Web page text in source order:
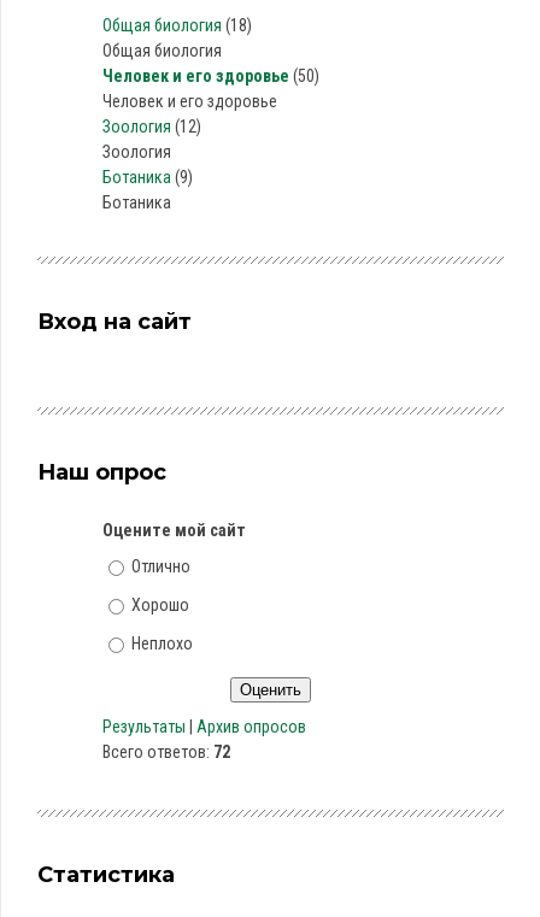
Общая биология (18)
Общая биология
Человек и его здоровье (50)
Человек и его здоровье
Зоология (12)
Зоология
Ботаника (9)
Ботаника
Вход на сайт
Наш опрос
Оцените мой сайт
Отлично
Хорошо
Неплохо
Результаты
Архив опросов
Всего ответов: 72
Статистика